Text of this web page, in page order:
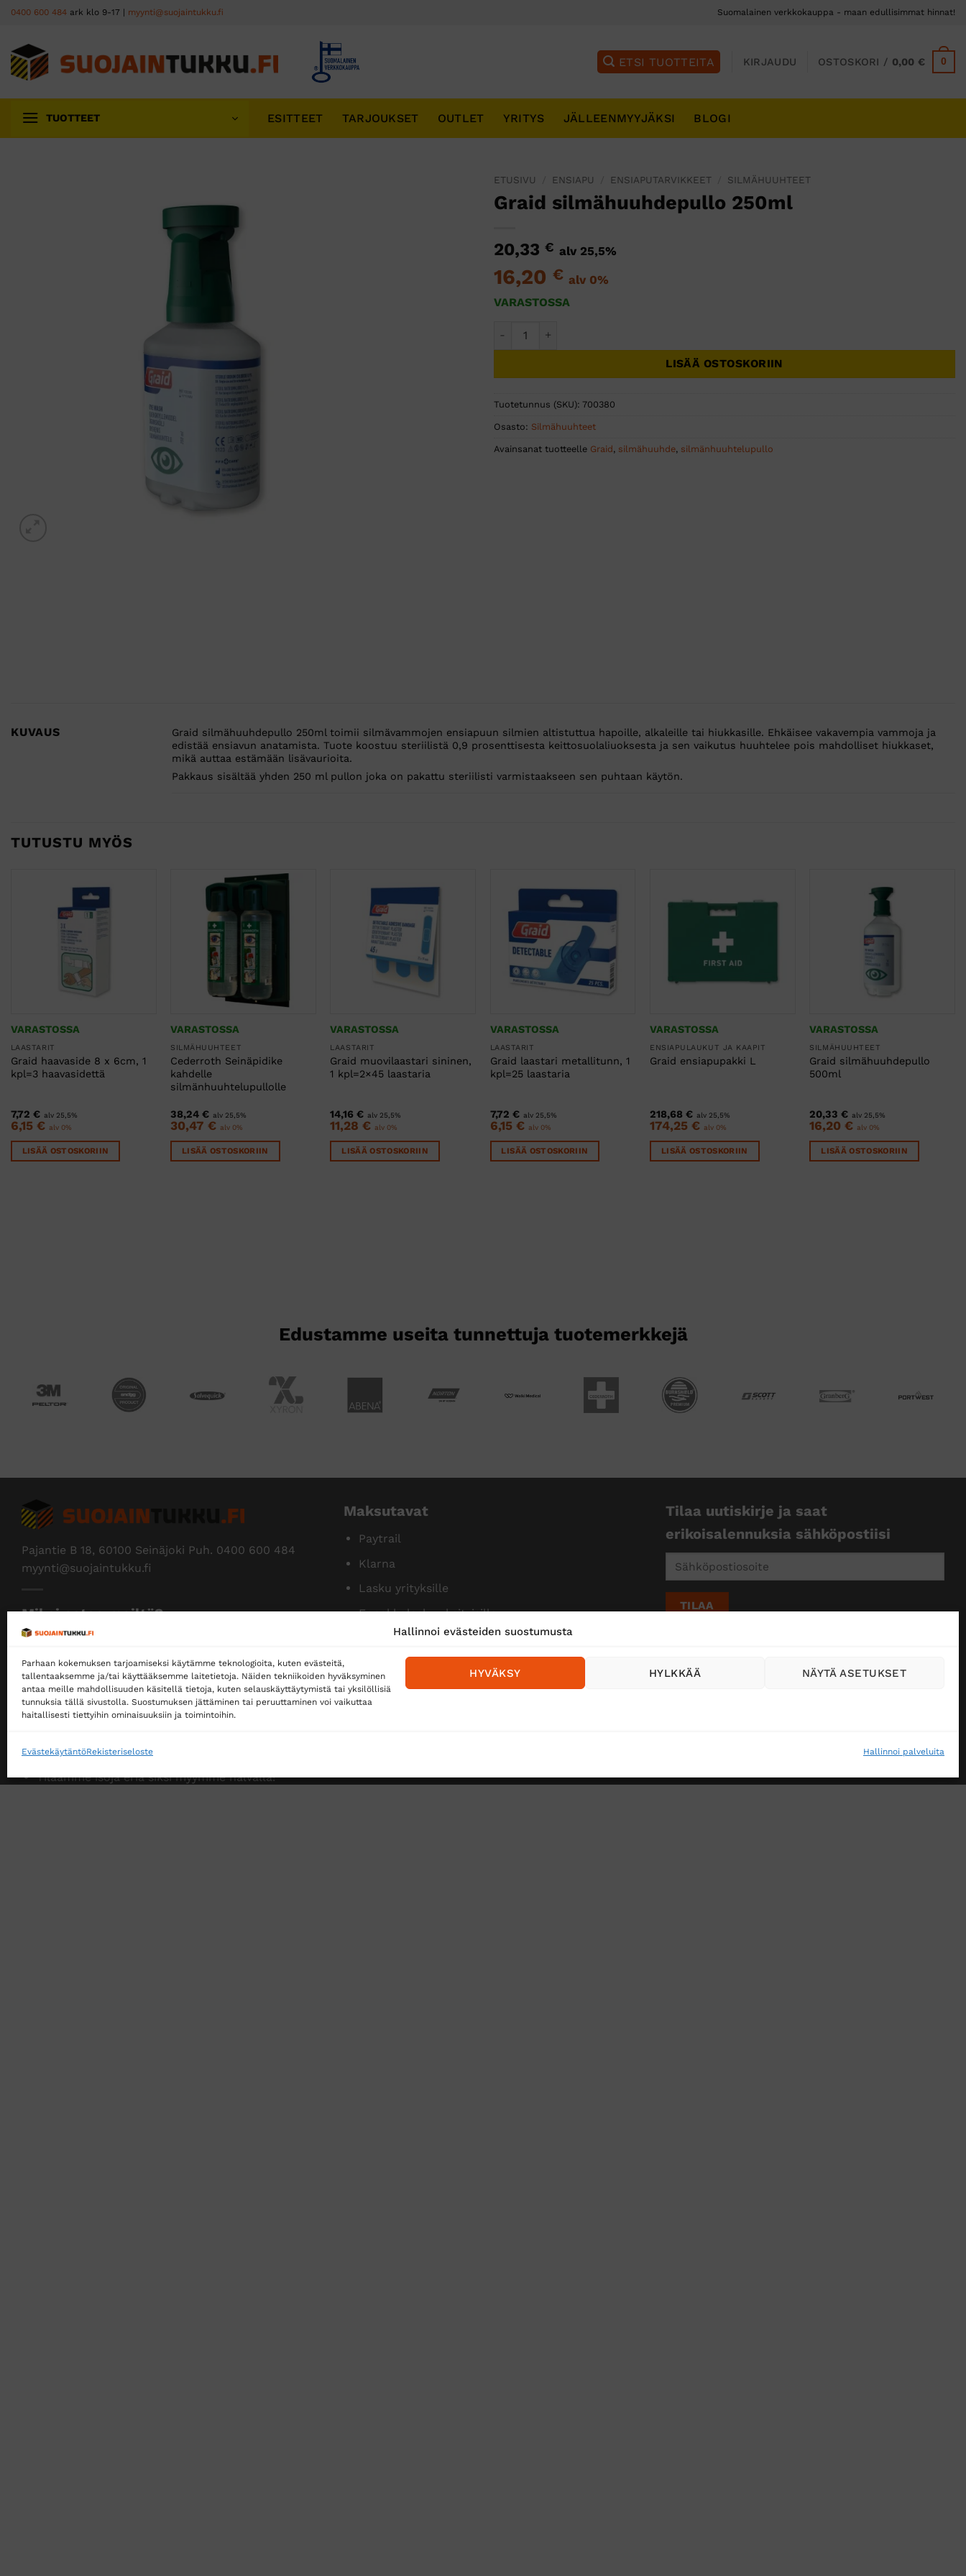
Hallinnoi evästeiden suostumusta
Parhaan kokemuksen tarjoamiseksi käytämme teknologioita, kuten evästeitä,
tallentaaksemme ja/tai käyttääksemme laitetietoja. Näiden tekniikoiden hyväksyminen
antaa meille mahdollisuuden käsitellä tietoja, kuten selauskäyttäytymistä tai yksilöllisiä
tunnuksia tällä sivustolla. Suostumuksen jättäminen tai peruuttaminen voi vaikuttaa
haitallisesti tiettyihin ominaisuuksiin ja toimintoihin.
Hallinnoi palveluita
HYVÄKSY HYLKKÄÄ NÄYTÄ ASETUKSET
EvästekäytäntöRekisteriseloste
Skip
content
0400 600 484 ark klo 9-17 | myynti@suojaintukku.fi Suomalainen verkkokauppa - maan edullisimmat hinnat!
KIRJAUDU OSTOSKORI / 0,00€ 0
TUOTTEET ESITTEET TARJOUKSET OUTLET YRITYS JÄLLEENMYYJÄKSI BLOGI
ETUSIVU ENSIAPU ENSIAPUTARVIKKEET SILMÄHUUHTEET
Graid silmähuuhdepullo 250ml
20,33 € alv 25,5%
16,20 € alv 0%
VARASTOSSA
LISÄÄ OSTOSKORIIN
Tuotetunnus (SKU): 700380
Osasto: Silmähuuhteet
Avainsanat tuotteelle Graid, silmähuuhde, silmänhuuhtelupullo
KUVAUS
Graid silmähuuhdepullo 250ml toimii silmävammojen ensiapuun silmien altistuttua hapoille, alkaleille tai hiukkasille. Ehkäisee vakavempia vammoja ja
edistää ensiavun anatamista. Tuote koostuu steriilistä 0,9 prosenttisesta keittosuolaliuoksesta ja sen vaikutus huuhtelee pois mahdolliset hiukkaset,
mikä auttaa estämään lisävaurioita.
Pakkaus sisältää yhden 250 ml pullon joka on pakattu steriilisti varmistaakseen sen puhtaan käytön.
TUTUSTU MYÖS
VARASTOSSA
LAASTARIT
Graid haavaside 8 x 6cm, 1
kpl=3 haavasidettä
7,72 € alv 25,5%
6,15 € alv 0%
LISÄÄ OSTOSKORIIN
VARASTOSSA
SILMÄHUUHTEET
Cederroth Seinäpidike
kahdelle
silmänhuuhtelupullolle
38,24€ alv 25,5%
30,47€ alv 0%
LISÄÄ OSTOSKORIIN
VARASTOSSA
LAASTARIT
Graid muovilaastari sininen,
1 kpl=2×45 laastaria
14,16€ alv 25,5%
11,28€ alv 0%
LISÄÄ OSTOSKORIIN
VARASTOSSA
LAASTARIT
Graid laastari metallitunn, 1
kpl=25 laastaria
7,72 € alv 25,5%
6,15 € alv 0%
LISÄÄ OSTOSKORIIN
VARASTOSSA
ENSIAPULAUKUT JA KAAPIT
Graid ensiapupakki L
218,68€ alv 25,5%
174,25€ alv 0%
LISÄÄ OSTOSKORIIN
VARASTOSSA
SILMÄHUUHTEET
Graid silmähuuhdepullo
500ml
20,33€ alv 25,5%
16,20€ alv 0%
LISÄÄ OSTOSKORIIN
Edustamme useita tunnettuja tuotemerkkejä
Pajantie B 18, 60100 Seinäjoki Puh. 0400 600 484
myynti@suojaintukku.fi
Miksi ostaa meiltä?
Ostaminen ei edellytä rekisteröitymistä
Ilmainen toimitus noutopisteeseen yli 200 €
tilauksille!
tilauksille!
Tilaamme isoja eriä siksi myymme halvalla!
Maksutavat
Paytrail
Klarna
Lasku yrityksille
Ennakkolasku yksityisille
Tilaa uutiskirje ja saat
erikoisalennuksia sähköpostiisi